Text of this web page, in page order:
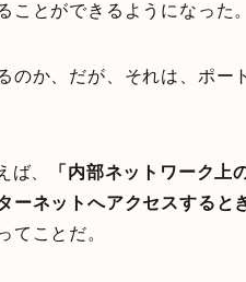
ことができるようになった。
のか、だが、それは、ポ
ば、
「内部ネットワーク
ーネットへアクセスすると
てことだ。